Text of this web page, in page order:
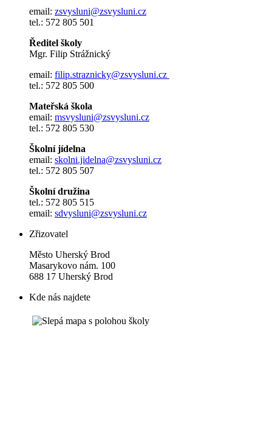
email: zsvysluni@zsvysluni.cz
tel.: 572 805 501
Ředitel školy
Mgr. Filip Strážnický
email: filip.straznicky@zsvysluni.cz
tel.: 572 805 500
Mateřská škola
email: msvysluni@zsvysluni.cz
tel.: 572 805 530
Školní jídelna
email: skolni.jidelna@zsvysluni.cz
tel.: 572 805 507
Školní družina
tel.: 572 805 515
email: sdvysluni@zsvysluni.cz
Zřizovatel
Město Uherský Brod
Masarykovo nám. 100
688 17 Uherský Brod
Kde nás najdete